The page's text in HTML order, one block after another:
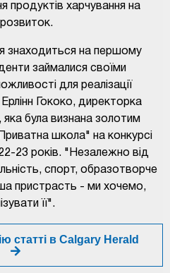
продуктів харчування на
розвиток.
знаходиться на першому
займалися своїми
для реалізації
Гококо, директорка
яка була визнана золотим
школа" на конкурсі
23 років. "Незалежно від
спорт, образотворче
пристрасть - ми хочемо,
її".
статті в Calgary Herald